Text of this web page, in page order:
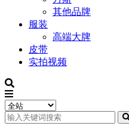
其他品牌
服装
高端大牌
皮带
实拍视频